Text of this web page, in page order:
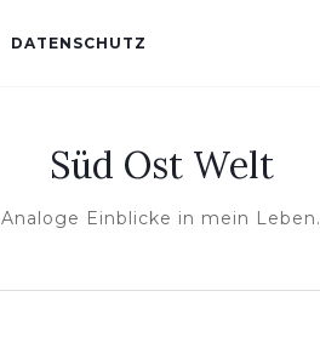
DATENSCHUTZ
Süd Ost Welt
Analoge Einblicke in mein Leben.